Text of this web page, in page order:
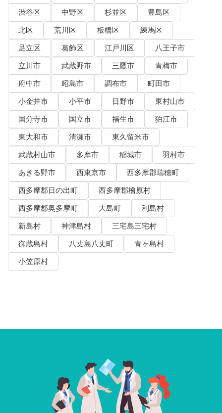
渋谷区
中野区 杉並区
豊島区
北区
荒川区 板橋区
練馬区
足立区
葛飾区 江戸川区
八王子市
立川市
武蔵野市 三鷹市
青梅市
府中市
昭島市 調布市
町田市
小金井市
小平市 日野市
東村山市
国分寺市
国立市 福生市
狛江市
東大和市
清瀬市
東久留米市
武蔵村山市
多摩市 稲城市
羽村市
あきる野市
西東京市
西多摩郡瑞穂町
西多摩郡日の出町
西多摩郡檜原村
西多摩郡奥多摩町
大島町
利島村
新島村
神津島村
三宅島三宅村
御蔵島村
八丈島八丈町
青ヶ島村
小笠原村